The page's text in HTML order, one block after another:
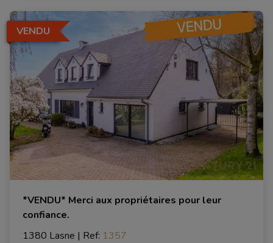
VENDU
*VENDU* Merci aux propriétaires pour leur
confiance.
1380 Lasne | Ref: 1357